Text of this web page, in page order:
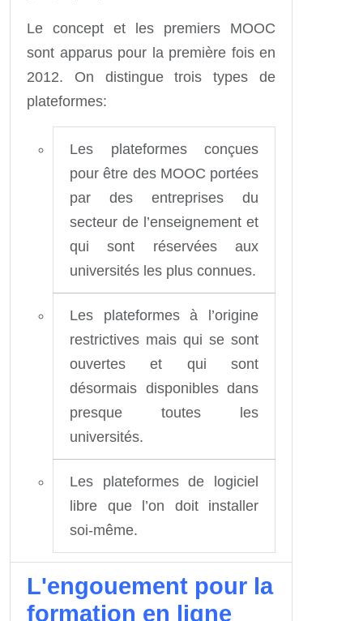
Le concept et les premiers MOOC
sont apparus pour la première fois en
2012. On distingue trois types de
plateformes:
Les plateformes conçues
pour être des MOOC portées
par des entreprises du
secteur de l’enseignement et
qui sont réservées aux
universités les plus connues.
Les plateformes à l’origine
restrictives mais qui se sont
ouvertes et qui sont
désormais disponibles dans
presque toutes les
universités.
Les plateformes de logiciel
libre que l’on doit installer
soi-même.
L'engouement pour la
formation en ligne